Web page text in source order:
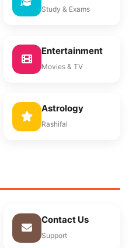
Study & Exams
Entertainment
Movies & TV
Astrology
Rashifal
Contact Us
Support